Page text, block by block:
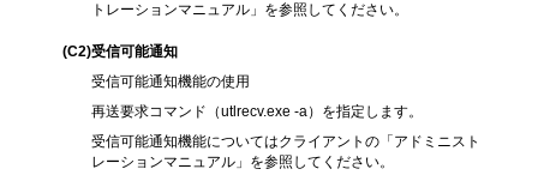
トレーションマニュアル」を参照してください。
(C2)受信可能通知
受信可能通知機能の使用
再送要求コマンド（utlrecv.exe -a）を指定します。
受信可能通知機能についてはクライアントの「アドミニスト
レーションマニュアル」を参照してください。